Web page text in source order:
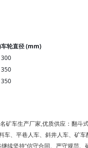
车轮直径 (mm)
300
350
350
矿车生产厂家,优质供应：翻斗
、平巷人车、斜井人车、矿
续坚持“信守合同、严守规范、